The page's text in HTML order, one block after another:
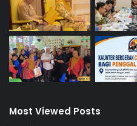
Most Viewed Posts